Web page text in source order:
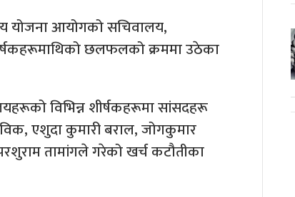
योजना आयोगको सचिवालय,
शीर्षकहरूमाथिको छलफलको क्रममा उठेका
विभिन्न शीर्षकहरूमा सांसदहरू
विक, एशुदा कुमारी बराल, जोगकुमार
तामांगले गरेको खर्च कटौतीका